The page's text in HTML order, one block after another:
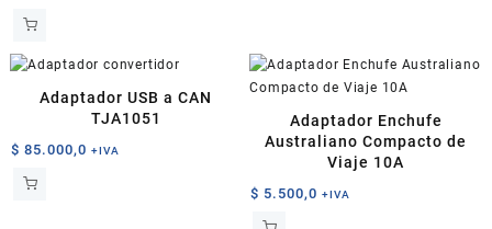
Adaptador USB a CAN
TJA1051
$ 85.000,0 +IVA
Adaptador Enchufe
Australiano Compacto de
Viaje 10A
$ 5.500,0 +IVA